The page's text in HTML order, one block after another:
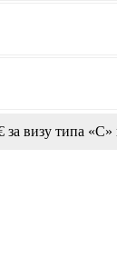
за визу типа